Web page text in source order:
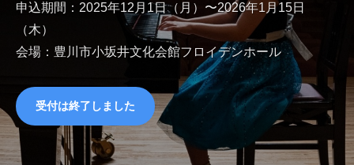
申込期間：2025年12月1日（月）〜2026年1月15日
（木）
会場：豊川市小坂井文化会館フロイデンホール
受付は終了しました